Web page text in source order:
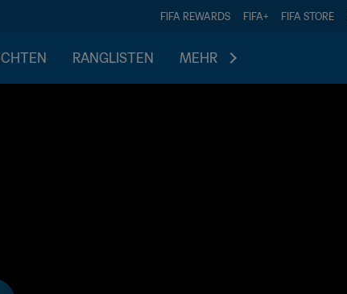
FIFA REWARDS FIFA+ FIFA STORE
RANGLISTEN MEHR